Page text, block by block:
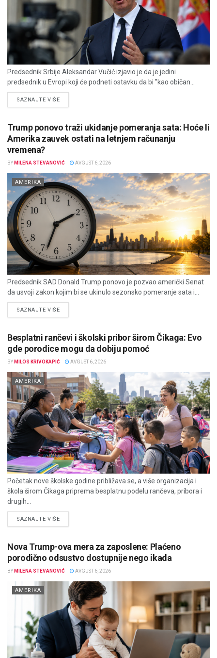
Predsednik Srbije Aleksandar Vučić izjavio je da je jedini
predsednik u Evropi koji će podneti ostavku da bi "kao običan...
SAZNAJTE VIŠEDETAILS
Trump ponovo traži ukidanje pomeranja sata: Hoće li
Amerika zauvek ostati na letnjem računanju
vremena?
BY MILENA STEVANOVIĆ AVGUST 6, 2026
AMERIKA
Predsednik SAD Donald Trump ponovo je pozvao američki Senat
da usvoji zakon kojim bi se ukinulo sezonsko pomeranje sata i...
SAZNAJTE VIŠEDETAILS
Besplatni rančevi i školski pribor širom Čikaga: Evo
gde porodice mogu da dobiju pomoć
BY MILOS KRIVOKAPIĆ AVGUST 6, 2026
AMERIKA
Početak nove školske godine približava se, a više organizacija i
škola širom Čikaga priprema besplatnu podelu rančeva, pribora i
drugih...
SAZNAJTE VIŠEDETAILS
Nova Trump-ova mera za zaposlene: Plaćeno
porodično odsustvo dostupnije nego ikada
BY MILENA STEVANOVIĆ AVGUST 6, 2026
AMERIKA